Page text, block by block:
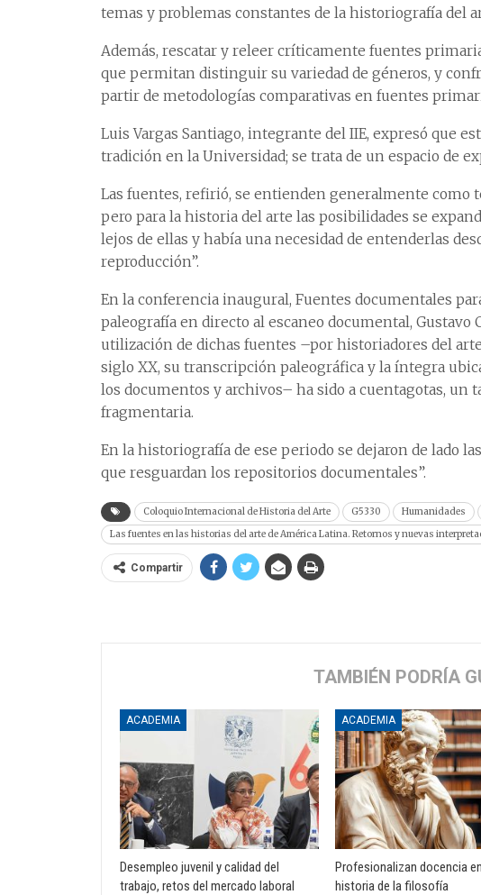
temas y problemas constantes de la historiografía del
Además, rescatar y releer críticamente fuentes
que permitan distinguir su variedad de géneros, y
partir de metodologías comparativas en fuentes
Luis Vargas Santiago, integrante del IIE, expresó que
tradición en la Universidad; se trata de un espacio de
Las fuentes, refirió, se entienden generalmente como
pero para la historia del arte las posibilidades se
lejos de ellas y había una necesidad de entenderlas
reproducción”.
En la conferencia inaugural, Fuentes documentales
paleografía en directo al escaneo documental, Gustavo
utilización de dichas fuentes –por historiadores del
siglo XX, su transcripción paleográfica y la íntegra
los documentos y archivos– ha sido a cuentagotas, un
fragmentaria.
En la historiografía de ese periodo se dejaron de lado
que resguardan los repositorios documentales”.
Coloquio Internacional de Historia del Arte G5330 Humanidades
Las fuentes en las historias del arte de América Latina. Retornos y nuevas
Compartir
TAMBIÉN PODRÍA
ACADEMIA
Desempleo juvenil y calidad del
trabajo, retos del mercado laboral
ACADEMIA
Profesionalizan docencia
historia de la filosofía